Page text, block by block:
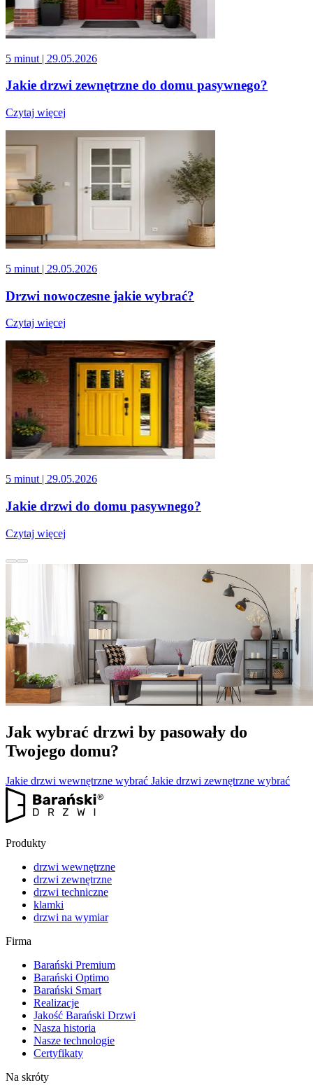
5 minut | 29.05.2026
Jakie drzwi zewnętrzne do domu pasywnego?
Czytaj więcej
5 minut | 29.05.2026
Drzwi nowoczesne jakie wybrać?
Czytaj więcej
5 minut | 29.05.2026
Jakie drzwi do domu pasywnego?
Czytaj więcej
Jak wybrać drzwi by pasowały do
Twojego domu?
Jakie drzwi wewnętrzne wybrać Jakie drzwi zewnętrzne wybrać
Produkty
drzwi wewnętrzne
drzwi zewnętrzne
drzwi techniczne
klamki
drzwi na wymiar
Firma
Barański Premium
Barański Optimo
Barański Smart
Realizacje
Jakość Barański Drzwi
Nasza historia
Nasze technologie
Certyfikaty
Na skróty